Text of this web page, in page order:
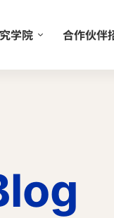
学院 合作伙伴